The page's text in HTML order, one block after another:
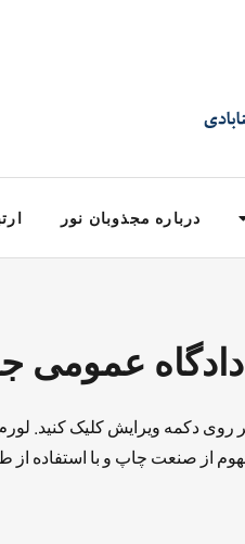
درباره مجذوبان نور
روی دکمه ویرایش کلیک کنید.
از صنعت چاپ و با استفاده